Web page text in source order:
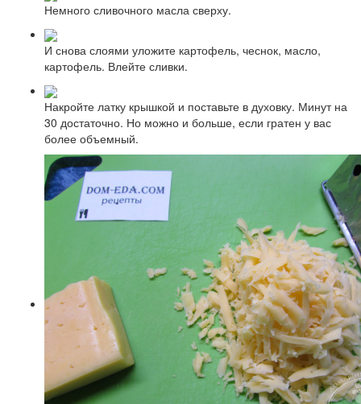
Немного сливочного масла сверху.
И снова слоями уложите картофель, чеснок, масло,
картофель. Влейте сливки.
Накройте латку крышкой и поставьте в духовку. Минут на
30 достаточно. Но можно и больше, если гратен у вас
более объемный.